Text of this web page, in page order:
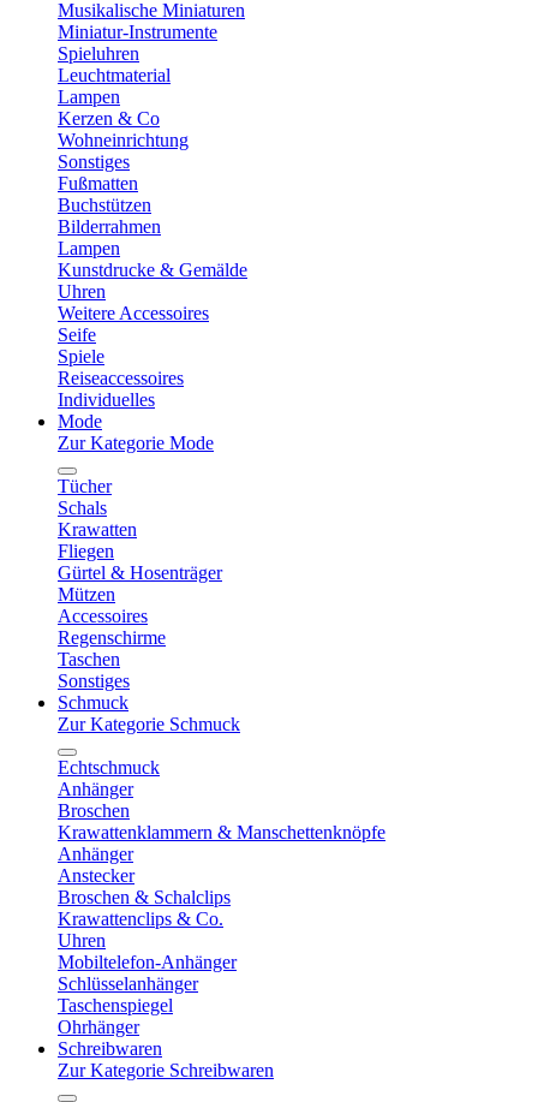
Musikalische Miniaturen
Miniatur-Instrumente
Spieluhren
Leuchtmaterial
Lampen
Kerzen & Co
Wohneinrichtung
Sonstiges
Fußmatten
Buchstützen
Bilderrahmen
Lampen
Kunstdrucke & Gemälde
Uhren
Weitere Accessoires
Seife
Spiele
Reiseaccessoires
Individuelles
Mode
Zur Kategorie Mode
Tücher
Schals
Krawatten
Fliegen
Gürtel & Hosenträger
Mützen
Accessoires
Regenschirme
Taschen
Sonstiges
Schmuck
Zur Kategorie Schmuck
Echtschmuck
Anhänger
Broschen
Krawattenklammern & Manschettenknöpfe
Anhänger
Anstecker
Broschen & Schalclips
Krawattenclips & Co.
Uhren
Mobiltelefon-Anhänger
Schlüsselanhänger
Taschenspiegel
Ohrhänger
Schreibwaren
Zur Kategorie Schreibwaren